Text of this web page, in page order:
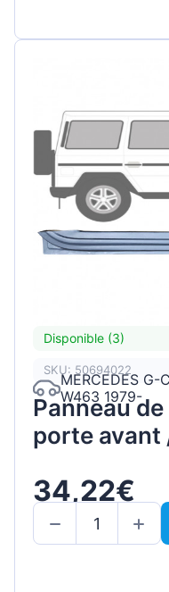
Disponible (3)
SKU: 50694022
MERCEDES G-
W463 1979-
Panneau
porte avant
34,22€